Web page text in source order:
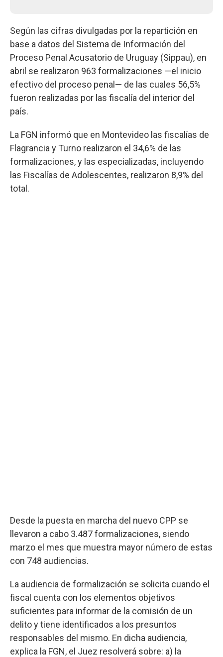
Según las cifras divulgadas por la repartición en
base a datos del Sistema de Información del
Proceso Penal Acusatorio de Uruguay (Sippau), en
abril se realizaron 963 formalizaciones —el inicio
efectivo del proceso penal— de las cuales 56,5%
fueron realizadas por las fiscalía del interior del
país.
La FGN informó que en Montevideo las fiscalías de
Flagrancia y Turno realizaron el 34,6% de las
formalizaciones, y las especializadas, incluyendo
las Fiscalías de Adolescentes, realizaron 8,9% del
total.
Desde la puesta en marcha del nuevo CPP se
llevaron a cabo 3.487 formalizaciones, siendo
marzo el mes que muestra mayor número de estas
con 748 audiencias.
La audiencia de formalización se solicita cuando el
fiscal cuenta con los elementos objetivos
suficientes para informar de la comisión de un
delito y tiene identificados a los presuntos
responsables del mismo. En dicha audiencia,
explica la FGN, el Juez resolverá sobre: a) la